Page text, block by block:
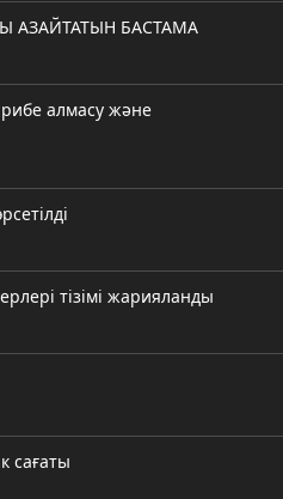
АЗАЙТАТЫН БАСТАМА
алмасу және
тізімі жарияланды
сағаты